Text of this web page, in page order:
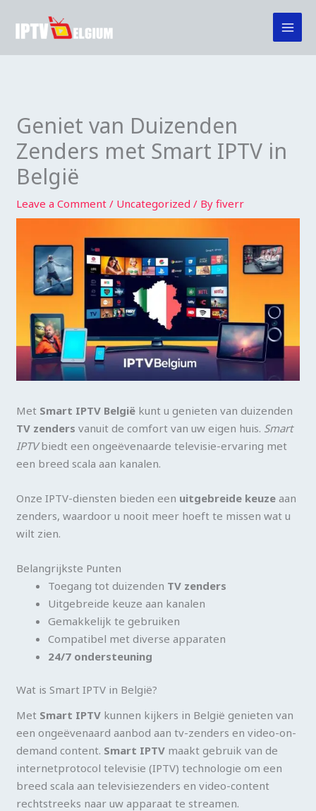
content
Geniet van Duizenden
Zenders met Smart IPTV in
België
Leave a Comment / Uncategorized / Byfiverr
Met Smart IPTV België kunt u genieten van duizenden
TV zenders vanuit de comfort van uw eigen huis. Smart
IPTVbiedt een ongeëvenaarde televisie-ervaring met
een breed scala aan kanalen.
Onze IPTV-diensten bieden een uitgebreide keuze aan
zenders, waardoor u nooit meer hoeft te missen wat u
wilt zien.
Belangrijkste Punten
Toegang tot duizenden TV zenders
Uitgebreide keuze aan kanalen
Gemakkelijk te gebruiken
Compatibel met diverse apparaten
24/7 ondersteuning
Wat is Smart IPTV in België?
Met Smart IPTV kunnen kijkers in België genieten van
een ongeëvenaard aanbod aan tv-zenders en video-on-
demand content. Smart IPTV maakt gebruik van de
internetprotocol televisie (IPTV) technologie om een
breed scala aan televisiezenders en video-content
rechtstreeks naar uw apparaat te streamen.